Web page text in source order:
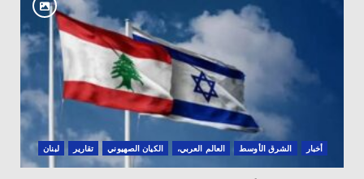
أخبار الشرق الأوسط العالم العربي، الكيان الصهيوني تقارير لبنان